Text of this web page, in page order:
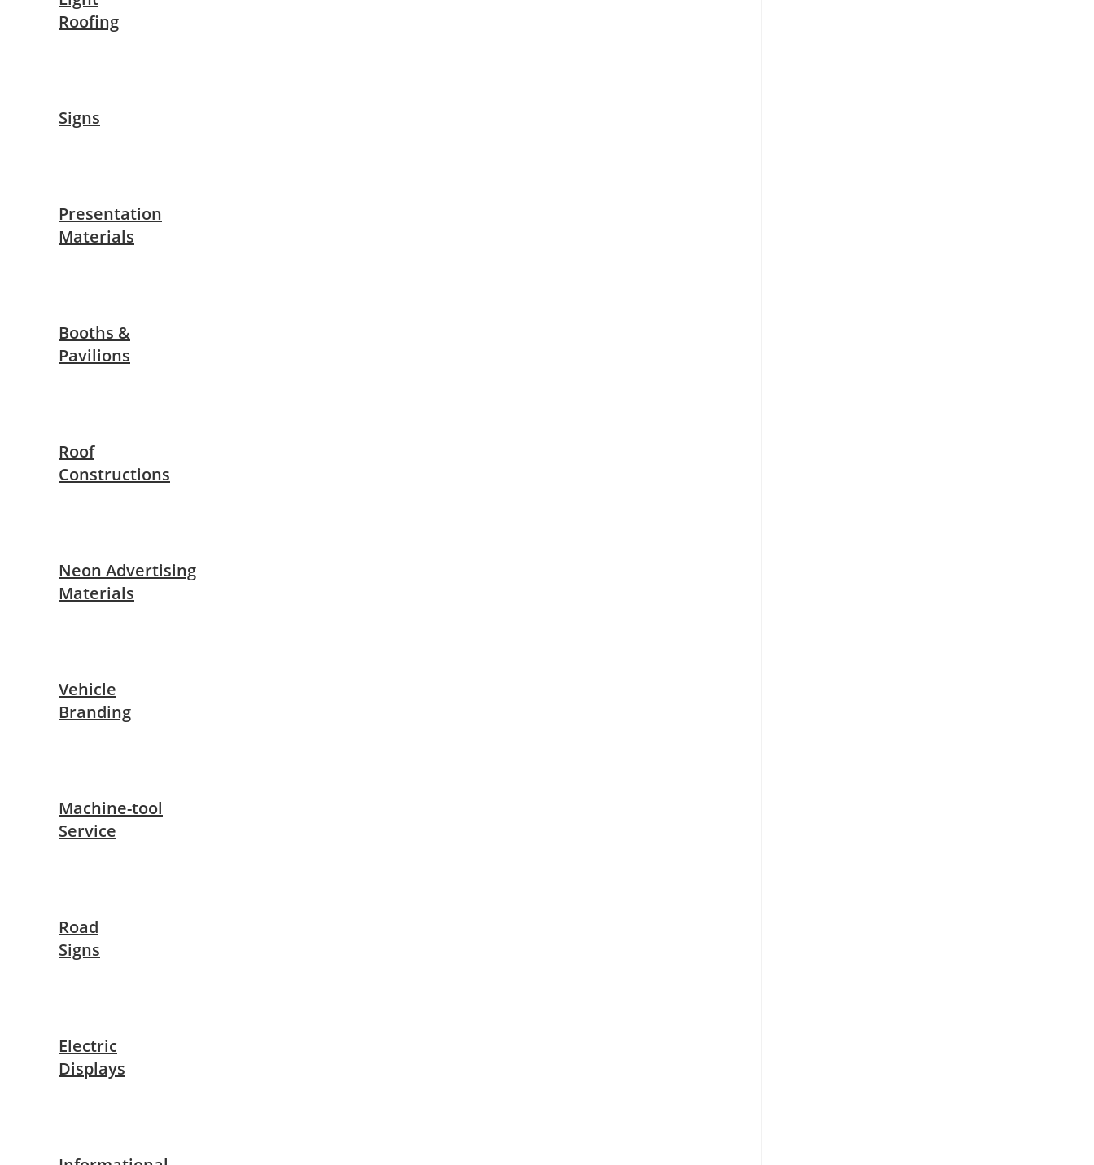
Roofing
Signs
Presentation
Materials
Booths &
Pavilions
Roof
Constructions
Neon Advertising
Materials
Vehicle
Branding
Machine-tool
Service
Road
Signs
Electric
Displays